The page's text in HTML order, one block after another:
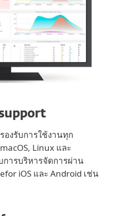
องรับการใช้งานทุก
Linux และ
การบริหารจัดการผ่าน
iOS และ Android เช่น